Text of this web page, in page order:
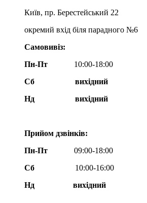
Київ, пр. Берестейський 22
окремий вхід біля парадного №6
Самовивіз:
Пн-Пт
10:00-18:00
Сб
вихідний
Нд
вихідний
Прийом дзвінків:
Пн-Пт
09:00-18:00
Сб
10:00-16:00
Нд вихідний